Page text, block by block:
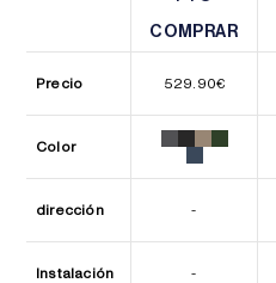
COMPRAR
COMPRAR
Precio 529.90€
Color
dirección -
Instalación -